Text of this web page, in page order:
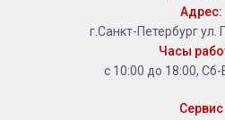
Адрес:
г.Санкт-Петербург ул.
Часы
с 10:00 до 18:00,
Сервис